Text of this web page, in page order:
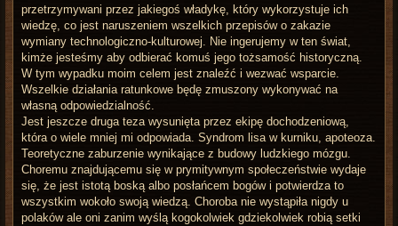
przetrzymywani przez jakiegoś władykę, który wykorzystuje ich
wiedzę, co jest naruszeniem wszelkich przepisów o zakazie
wymiany technologiczno-kulturowej. Nie ingerujemy w ten świat,
kimże jesteśmy aby odbierać komuś jego tożsamość historyczną.
W tym wypadku moim celem jest znaleźć i wezwać wsparcie.
Wszelkie działania ratunkowe będę zmuszony wykonywać na
własną odpowiedzialność.
Jest jeszcze druga teza wysunięta przez ekipę dochodzeniową,
która o wiele mniej mi odpowiada. Syndrom lisa w kurniku, apoteoza.
Teoretyczne zaburzenie wynikające z budowy ludzkiego mózgu.
Choremu znajdującemu się w prymitywnym społeczeństwie wydaje
się, że jest istotą boską albo posłańcem bogów i potwierdza to
wszystkim wokoło swoją wiedzą. Choroba nie wystąpiła nigdy u
polaków ale oni zanim wyślą kogokolwiek gdziekolwiek robią setki